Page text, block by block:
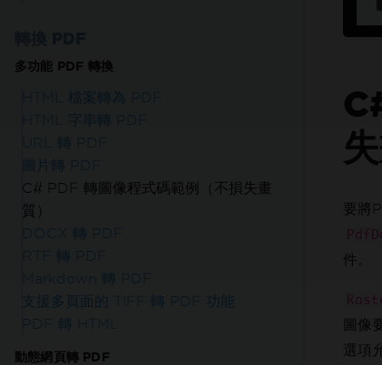
多功能 PDF 轉換
HTML 檔案轉為 PDF
HTML 字串轉 PDF
URL 轉 PDF
圖片轉 PDF
C# PDF 轉圖像程式碼範例（不損失畫
質）
DOCX 轉 PDF
RTF 轉 PDF
Markdown 轉 PDF
支援多頁面的 TIFF 轉 PDF 功能
PDF 轉 HTML
動態網頁轉 PDF
要將
件。
圖
選項